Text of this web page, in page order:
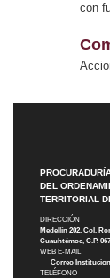
con
DEL
TERRITORIAL
DIRECCIÓN
Medellín 202, Col.
Cuauhtémoc, C.P.
WEB E-MAIL
Correo
TELÉFONO